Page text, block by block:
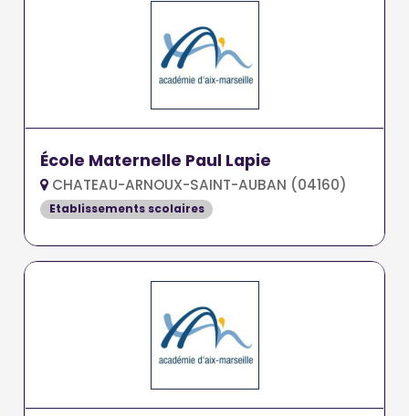
École Maternelle Paul Lapie
CHATEAU-ARNOUX-SAINT-AUBAN (04160)
Etablissements scolaires